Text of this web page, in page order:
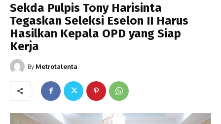
Sekda Pulpis Tony Harisinta
Tegaskan Seleksi Eselon II Harus
Hasilkan Kepala OPD yang Siap
Kerja
By Metrotalenta